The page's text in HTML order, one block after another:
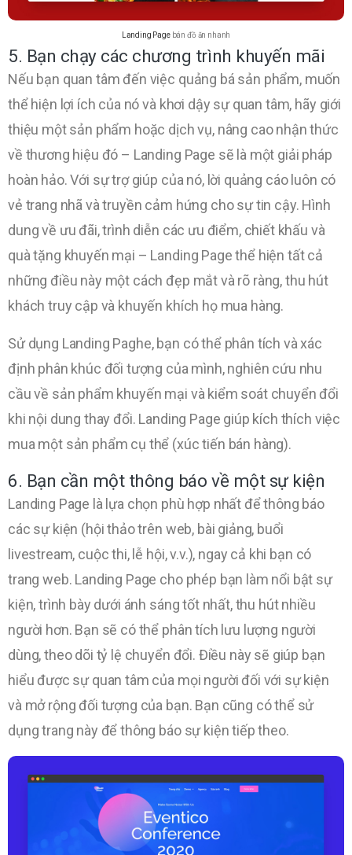
Landing Pagebán đồ ăn nhanh
5. Bạn chạy các chương trình khuyến mãi
Nếu bạn quan tâm đến việc quảng bá sản phẩm, muốn
thể hiện lợi ích của nó và khơi dậy sự quan tâm, hãy giới
thiệu một sản phẩm hoặc dịch vụ, nâng cao nhận thức
về thương hiệu đó – Landing Page sẽ là một giải pháp
hoàn hảo. Với sự trợ giúp của nó, lời quảng cáo luôn có
vẻ trang nhã và truyền cảm hứng cho sự tin cậy. Hình
dung về ưu đãi, trình diễn các ưu điểm, chiết khấu và
quà tặng khuyến mại – Landing Page thể hiện tất cả
những điều này một cách đẹp mắt và rõ ràng, thu hút
khách truy cập và khuyến khích họ mua hàng.
Sử dụng Landing Paghe, bạn có thể phân tích và xác
định phân khúc đối tượng của mình, nghiên cứu nhu
cầu về sản phẩm khuyến mại và kiểm soát chuyển đổi
khi nội dung thay đổi. Landing Page giúp kích thích việc
mua một sản phẩm cụ thể (xúc tiến bán hàng).
6. Bạn cần một thông báo về một sự kiện
Landing Page là lựa chọn phù hợp nhất để thông báo
các sự kiện (hội thảo trên web, bài giảng, buổi
livestream, cuộc thi, lễ hội, v.v.), ngay cả khi bạn có
trang web. Landing Page cho phép bạn làm nổi bật sự
kiện, trình bày dưới ánh sáng tốt nhất, thu hút nhiều
người hơn. Bạn sẽ có thể phân tích lưu lượng người
dùng, theo dõi tỷ lệ chuyển đổi. Điều này sẽ giúp bạn
hiểu được sự quan tâm của mọi người đối với sự kiện
và mở rộng đối tượng của bạn. Bạn cũng có thể sử
dụng trang này để thông báo sự kiện tiếp theo.